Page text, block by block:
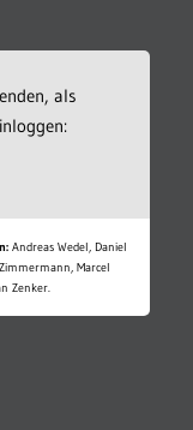
als
Andreas Wedel, Daniel
Marcel
Zenker.